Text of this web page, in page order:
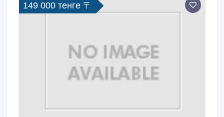
149 000 тенге 〒